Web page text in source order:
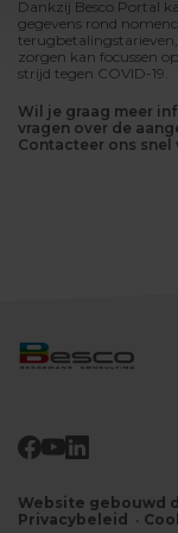
Dankzij Besco Portal
gegevens rond
zorgen kan focussen
strijd tegen COVID-19.
Wil je graag meer
vragen over de
Contacteer ons snel
Website gebouwd
Privacybeleid •